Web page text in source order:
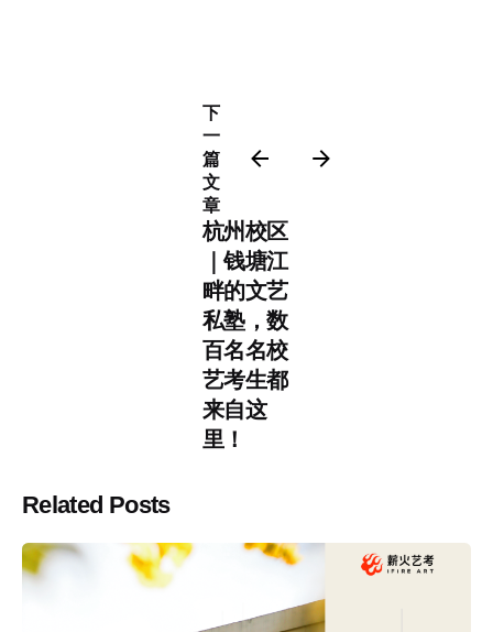
下
一
篇
文
章
杭州校区
｜钱塘江
畔的文艺
私塾，数
百名名校
艺考生都
来自这
里！
Related Posts